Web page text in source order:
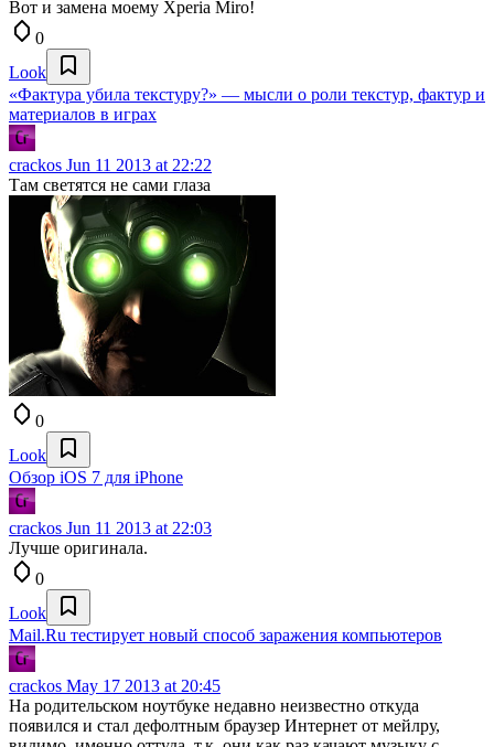
Вот и замена моему Xperia Miro!
0
Look
«Фактура убила текстуру?» — мысли о роли текстур, фактур и
материалов в играх
crackos Jun 11 2013 at 22:22
Там светятся не сами глаза
0
Look
Обзор iOS 7 для iPhone
crackos Jun 11 2013 at 22:03
Лучше оригинала.
0
Look
Mail.Ru тестирует новый способ заражения компьютеров
crackos May 17 2013 at 20:45
На родительском ноутбуке недавно неизвестно откуда
появился и стал дефолтным браузер Интернет от мейлру,